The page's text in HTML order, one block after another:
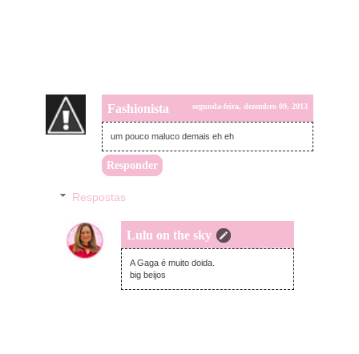
Fashionista segunda-feira, dezembro 09, 2013
um pouco maluco demais eh eh
Responder
Respostas
Lulu on the sky
terça-feira, dezembro 10, 2013
A Gaga é muito doida.
big beijos